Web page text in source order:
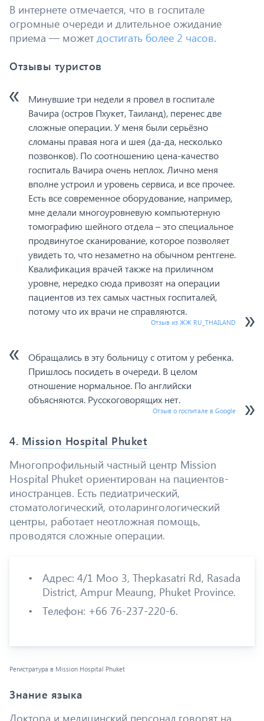
В интернете отмечается, что в госпитале
огромные очереди и длительное ожидание
приема — может достигать более 2 часов.
Отзывы туристов
Минувшие три недели я провел в госпитале
Вачира (остров Пхукет, Таиланд), перенес две
сложные операции. У меня были серьёзно
сломаны правая нога и шея (да-да, несколько
позвонков). По соотношению цена-качество
госпиталь Вачира очень неплох. Лично меня
вполне устроил и уровень сервиса, и все прочее.
Есть все современное оборудование, например,
мне делали многоуровневую компьютерную
томографию шейного отдела – это специальное
продвинутое сканирование, которое позволяет
увидеть то, что незаметно на обычном рентгене.
Квалификация врачей также на приличном
уровне, нередко сюда привозят на операции
пациентов из тех самых частных госпиталей,
потому что их врачи не справляются.
Отзыв из ЖЖ RU_THAILAND
Обращались в эту больницу с отитом у ребенка.
Пришлось посидеть в очереди. В целом
отношение нормальное. По английски
объясняются. Русскоговорящих нет.
Отзыв о госпитале в Google
4. Mission Hospital Phuket
Многопрофильный частный центр Mission
Hospital Phuket ориентирован на пациентов-
иностранцев. Есть педиатрический,
стоматологический, отоларингологический
центры, работает неотложная помощь,
проводятся сложные операции.
Адрес: 4/1 Moo 3, Thepkasatri Rd, Rasada
District, Ampur Meaung, Phuket Province.
Телефон: +66 76-237-220-6.
Регистратура в Mission Hospital Phuket
Знание языка
Доктора и медицинский персонал говорят на